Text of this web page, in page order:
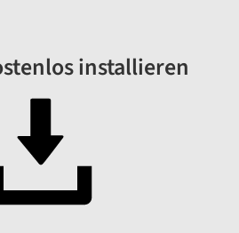
(a) in der Filiale Thalwil
4, 8800 Thalwil
1, 8105 Regensdorf
in (a) 20% in der Filiale
installieren